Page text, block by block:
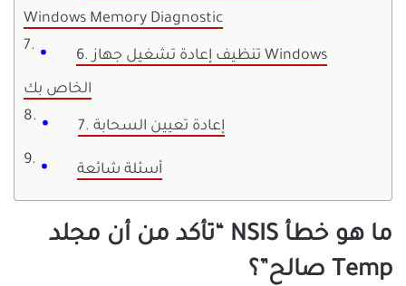
Windows Memory Diagnostic
6. تنظيف إعادة تشغيل جهاز Windows
الخاص بك
7. إعادة تعيين السحابة
أسئلة شائعة
ما هو خطأ NSIS “تأكد من أن مجلد
Temp صالح”؟